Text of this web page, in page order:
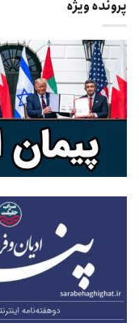
پرونده ویژه